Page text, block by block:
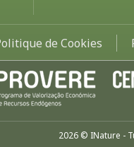
de Cookies
2026 © INature -